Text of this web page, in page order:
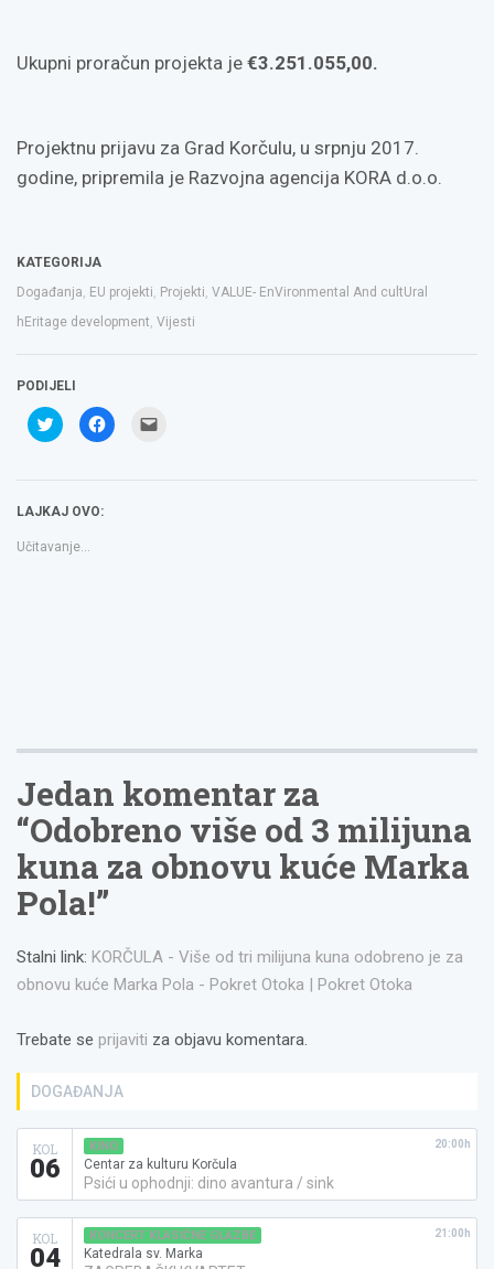
Ukupni proračun projekta je €3.251.055,00.
Projektnu prijavu za Grad Korčulu, u srpnju 2017.
godine, pripremila je Razvojna agencija KORA d.o.o.
KATEGORIJA
Događanja, EU projekti, Projekti, VALUE- EnVironmental And cultUral
hEritage development, Vijesti
PODIJELI
Podijeli
na
Twitteru
u
prozoru)
Klikom
podijelite
u to
LAJKAJ OVO:
Učitavanje...
Jedan komentar za
“Odobreno više od 3 milijuna
kuna za obnovu kuće Marka
Pola!”
Stalni link: KORČULA - Više od tri milijuna kuna odobreno je za
obnovu kuće Marka Pola - Pokret Otoka | Pokret Otoka
Trebate se prijaviti za objavu komentara.
DOGAĐANJA
KOL
06
KINO
Centar za kulturu Korčula
Psići u ophodnji: dino avantura / sink
20:00h
KOL
04
KONCERT KLASIČNE GLAZBE
Katedrala sv. Marka
21:00h